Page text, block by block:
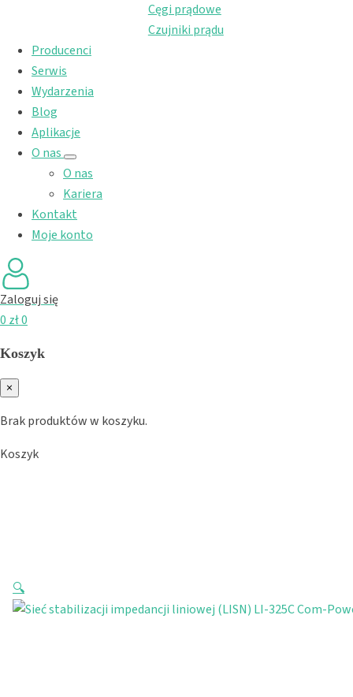
Cęgi prądowe
Czujniki prądu
Producenci
Serwis
Wydarzenia
Blog
Aplikacje
O nas
O nas
Kariera
Kontakt
Moje konto
Zaloguj się
0 zł0
Koszyk
×
Brak produktów w koszyku.
Koszyk
🔍